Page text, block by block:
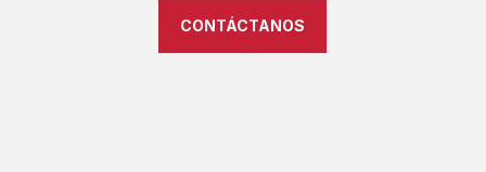
CONTÁCTANOS